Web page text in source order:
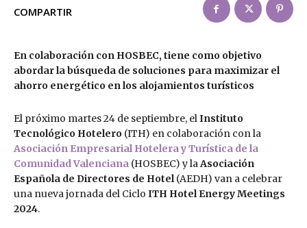
COMPARTIR
En colaboración con HOSBEC, tiene como objetivo
abordar la búsqueda de soluciones para maximizar el
ahorro energético en los alojamientos turísticos
El próximo martes 24 de septiembre, elInstituto
Tecnológico Hotelero (ITH) en colaboración con la
Asociación Empresarial Hotelera y Turística de la
Comunidad Valenciana (HOSBEC) y laAsociación
Española de Directores de Hotel(AEDH) van a celebrar
una nueva jornada del Ciclo ITH Hotel Energy Meetings
2024.